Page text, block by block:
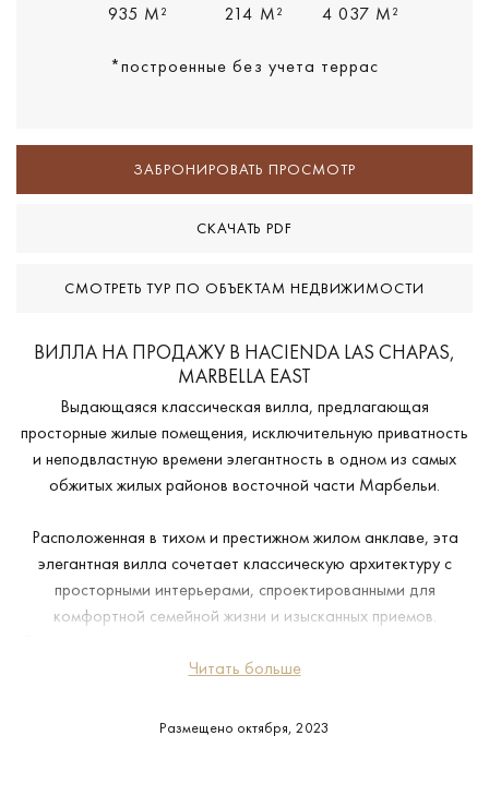
935 M²
214 M²
4 037 M²
*построенные без учета террас
ЗАБРОНИРОВАТЬ ПРОСМОТР
СКАЧАТЬ PDF
СМОТРЕТЬ ТУР ПО ОБЪЕКТАМ НЕДВИЖИМОСТИ
ВИЛЛА НА ПРОДАЖУ В HACIENDA LAS CHAPAS,
MARBELLA EAST
Выдающаяся классическая вилла, предлагающая
просторные жилые помещения, исключительную приватность
и неподвластную времени элегантность в одном из самых
обжитых жилых районов восточной части Марбельи.
Расположенная в тихом и престижном жилом анклаве, эта
элегантная вилла сочетает классическую архитектуру с
просторными интерьерами, спроектированными для
комфортной семейной жизни и изысканных приемов.
пропорциональным гостиным, формальной столовой,
помещения наполнены естественным светом и объединены
Читать больше
Размещено октября, 2023